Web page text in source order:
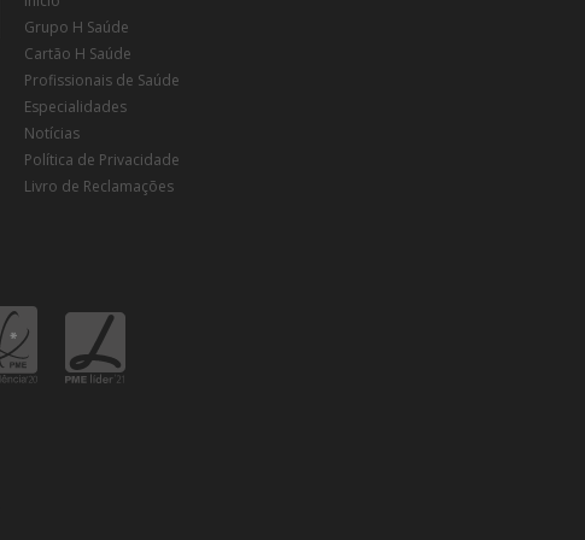
Grupo H Saúde
Cartão H Saúde
Profissionais de Saúde
Especialidades
Notícias
Política de Privacidade
Livro de Reclamações